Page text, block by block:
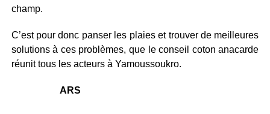
champ.
C’est pour donc panser les plaies et trouver de meilleures
solutions à ces problèmes, que le conseil coton anacarde
réunit tous les acteurs à Yamoussoukro.
ARS